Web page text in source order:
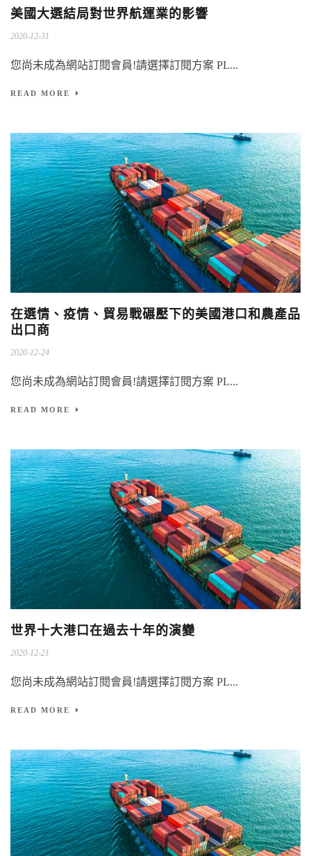
美國大選結局對世界航運業的影響
2020-12-31
您尚未成為網站訂閱會員!請選擇訂閱方案 PL...
READ MORE
在選情、疫情、貿易戰碾壓下的美國港口和農產品
出口商
2020-12-24
您尚未成為網站訂閱會員!請選擇訂閱方案 PL...
READ MORE
世界十大港口在過去十年的演變
2020-12-21
您尚未成為網站訂閱會員!請選擇訂閱方案 PL...
READ MORE